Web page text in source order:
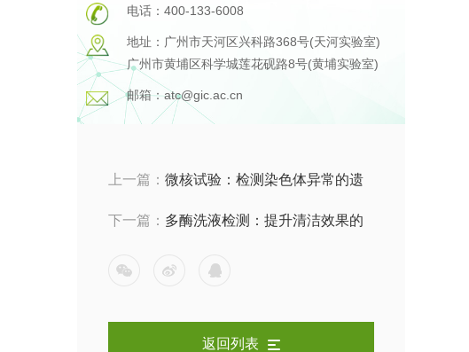
电话：400-133-6008
地址：广州市天河区兴科路368号(天河实验室)
广州市黄埔区科学城莲花砚路8号(黄埔实验室)
邮箱：atc@gic.ac.cn
上一篇： 微核试验：检测染色体异常的遗
传毒性试验方法
下一篇： 多酶洗液检测：提升清洁效果的
利器
返回列表